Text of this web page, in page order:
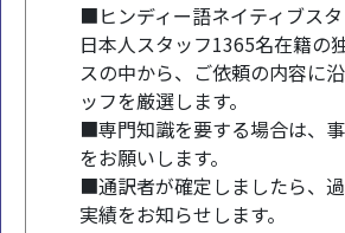
■ヒンディー語ネイティブス
日本人スタッフ1365名在籍の
スの中から、ご依頼の内容に
ッフを厳選します。
■専門知識を要する場合は、
をお願いします。
■通訳者が確定しましたら、
実績をお知らせします。